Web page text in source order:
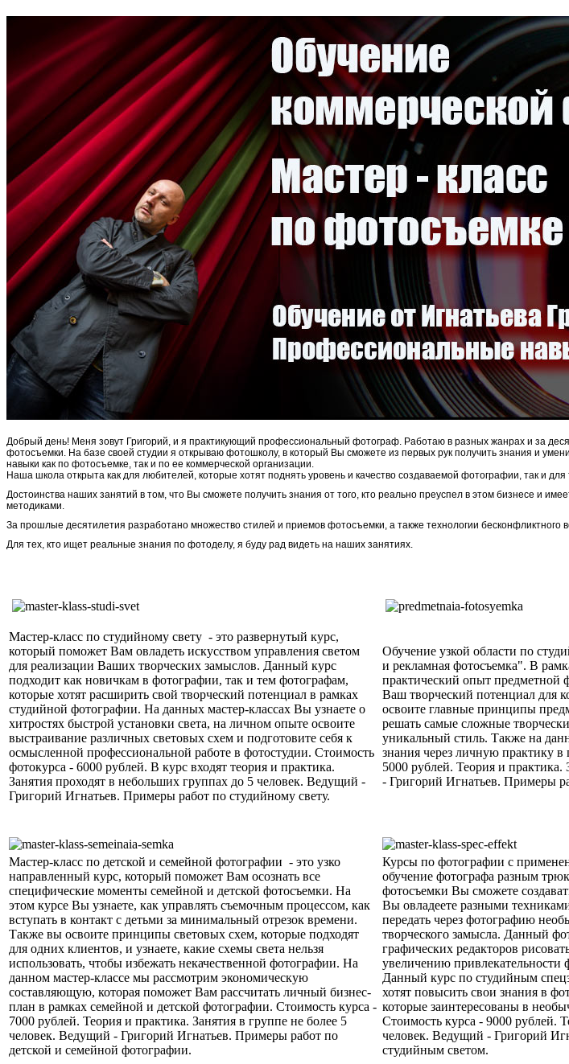
Добрый день! Меня зовут Григорий, и я практикующий профессиональный фотограф. Работаю в разных жанрах и за
фотосъемки. На базе своей студии я открываю фотошколу, в который Вы сможете из первых рук получить знания и
навыки как по фотосъемке, так и по ее коммерческой организации.
Наша школа открыта как для любителей, которые хотят поднять уровень и качество создаваемой фотографии, так и
Достоинства наших занятий в том, что Вы сможете получить знания от того, кто реально преуспел в этом бизнесе и
методиками.
За прошлые десятилетия разработано множество стилей и приемов фотосъемки, а также технологии бесконфликтного
Для тех, кто ищет реальные знания по фотоделу, я буду рад видеть на наших занятиях.
Мастер-класс по студийному свету - это развернутый курс,
который поможет Вам овладеть искусством управления светом
для реализации Ваших творческих замыслов. Данный курс
подходит как новичкам в фотографии, так и тем фотографам,
которые хотят расширить свой творческий потенциал в рамках
студийной фотографии. На данных мастер-классах Вы узнаете о
хитростях быстрой установки света, на личном опыте освоите
выстраивание различных световых схем и подготовите себя к
осмысленной профессиональной работе в фотостудии. Стоимость
фотокурса - 6000 рублей. В курс входят теория и практика.
Занятия проходят в небольших группах до 5 человек. Ведущий -
Григорий Игнатьев. Примеры работ по студийному свету.
Обучение узкой области по
и рекламная фотосъемка". В
практический опыт предметной
Ваш творческий потенциал для
освоите главные принципы
решать самые сложные
уникальный стиль. Также на
знания через личную практику
5000 рублей. Теория и
- Григорий Игнатьев. Примеры
Мастер-класс по детской и семейной фотографии - это узко
направленный курс, который поможет Вам осознать все
специфические моменты семейной и детской фотосъемки. На
этом курсе Вы узнаете, как управлять съемочным процессом, как
вступать в контакт с детьми за минимальный отрезок времени.
Также вы освоите принципы световых схем, которые подходят
для одних клиентов, и узнаете, какие схемы света нельзя
использовать, чтобы избежать некачественной фотографии. На
данном мастер-классе мы рассмотрим экономическую
составляющую, которая поможет Вам рассчитать личный бизнес-
план в рамках семейной и детской фотографии. Стоимость курса -
7000 рублей. Теория и практика. Занятия в группе не более 5
человек. Ведущий - Григорий Игнатьев. Примеры работ по
детской и семейной фотографии.
Курсы по фотографии с
обучение фотографа разным
фотосъемки Вы сможете
Вы овладеете разными
передать через фотографию
творческого замысла. Данный
графических редакторов
увеличению привлекательности
Данный курс по студийным
хотят повысить свои знания в
которые заинтересованы в
Стоимость курса - 9000 рублей.
человек. Ведущий - Григорий
студийным светом.